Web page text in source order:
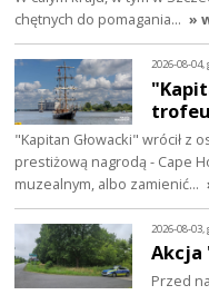
chętnych do pomagania… »
2026-08-
"Kapitan Głowacki" wrócił z
prestiżową nagrodą - Cape
muzealnym, albo zamienić…
2026-08-
Akcja
Przed